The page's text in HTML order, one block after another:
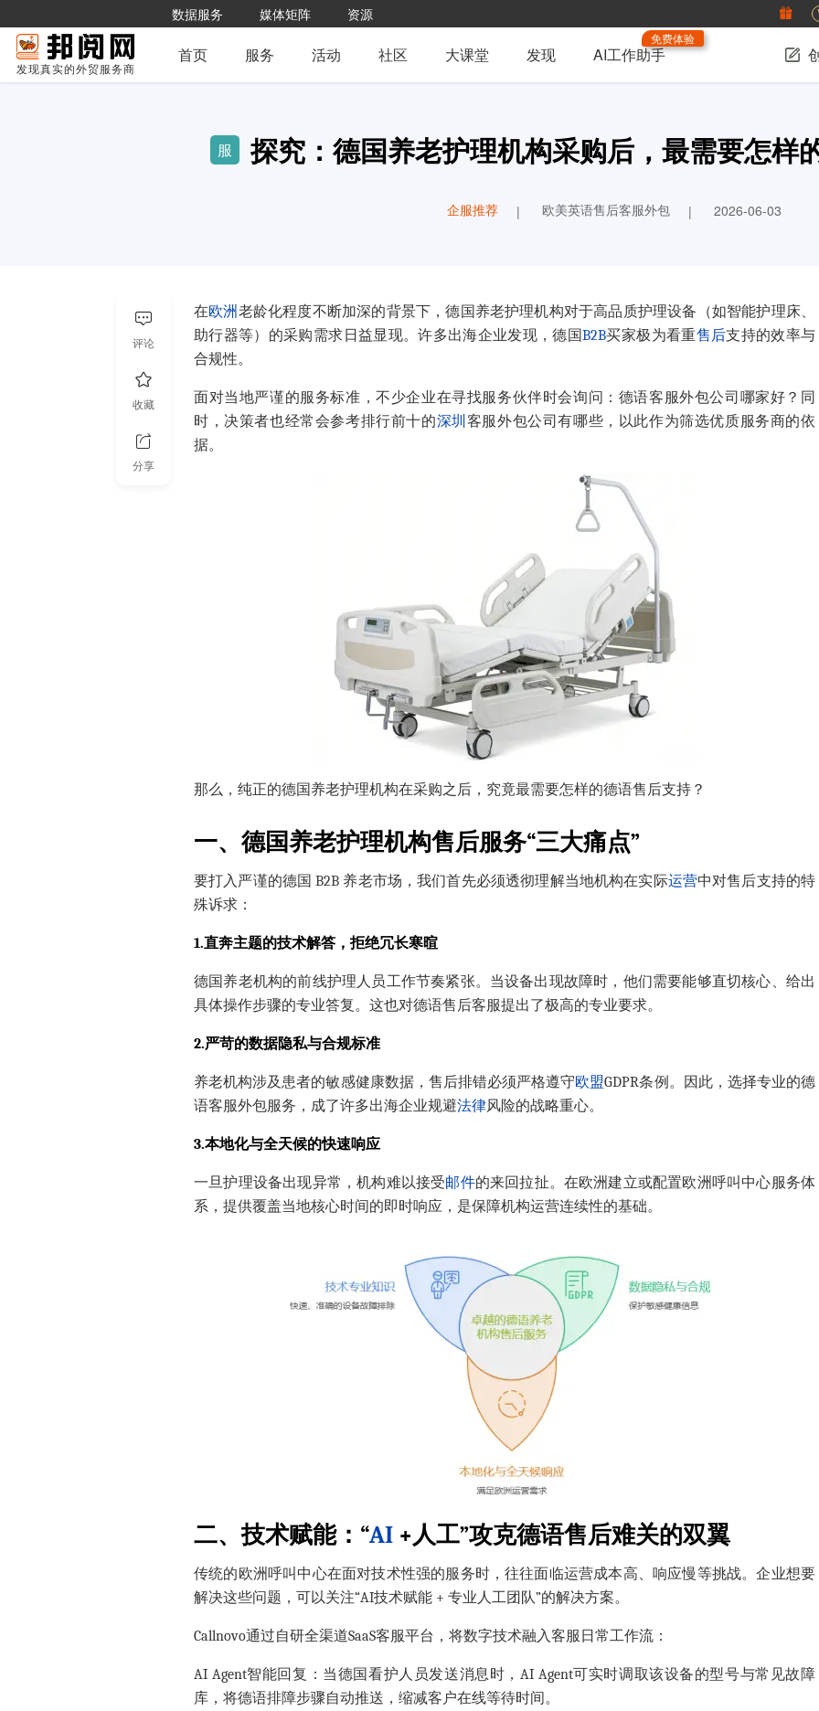
数据服务 媒体矩阵 资源
发现真实的外贸服务商
首页 服务 活动 社区 大课堂 发现 AI工作助手
免费体验
服 探究：德国养老护理机构采购后，最需要怎样
企服推荐 欧美英语售后客服外包 2026-06-03
在欧洲 老龄化程度不断加深的背景下，德国养老护理机构对于高品质护理设备（如智能护理床、
助行器等）的采购需求日益显现。许多出海企业发现，德国B2B买家极为看重售后支持的效率与
合规性。
面对当地严谨的服务标准，不少企业在寻找服务伙伴时会询问： 德语客服外包公司哪家好 ？同
时，决策者也经常会参考排行前十的深圳 客服外包公司有哪些 ，以此作为筛选优质服务商的依
据。
那么，纯正的德国养老护理机构在采购之后，究竟最需要怎样的德语售后支持？
一、 德国养老护理机构售后服务“三大痛点”
要打入严谨的德国 B2B 养老市场，我们首先必须透彻理解当地机构在实际运营中对售后支持的特
殊诉求：
1.直奔主题的技术解答，拒绝冗长寒暄
德国养老机构的前线护理人员工作节奏紧张。当设备出现故障时，他们需要能够直切核心、给出
具体操作步骤的专业答复。这也对德语售后客服提出了极高的专业要求。
2.严苛的数据隐私与合规标准
养老机构涉及患者的敏感健康数据，售后排错必须严格遵守欧盟GDPR条例。因此，选择专业的德
语客服外包服务，成了许多出海企业规避法律风险的战略重心。
3.本地化与全天候的快速响应
一旦护理设备出现异常，机构难以接受邮件的来回拉扯。在欧洲建立或配置欧洲呼叫中心服务体
系，提供覆盖当地核心时间的即时响应，是保障机构运营连续性的基础。
二、技术赋能：“AI +人工”攻克德语售后难关的双翼
传统的 欧洲呼叫中心在面对技术性强的服务时，往往面临运营成本高、响应慢等挑战。企业想要
解决这些问题，可以关注“AI技术赋能 + 专业人工团队”的解决方案。
Callnovo通过自研全渠道SaaS客服平台，将数字技术融入客服日常工作流：
AI Agent智能回复 ：当德国看护人员发送消息时，AI Agent可实时调取该设备的型号与常见故障
库，将德语排障步骤自动推送 ， 缩减客户在线等待时间。
评论
收藏
分享